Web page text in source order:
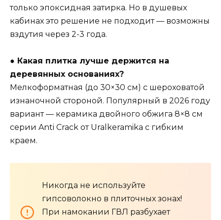
только эпоксидная затирка. Но в душевых
кабинах это решение не подходит — возможны
вздутия через 2-3 года.
● Какая плитка лучше держится на
деревянных основаниях?
Мелкоформатная (до 30×30 см) с шероховатой
изнаночной стороной. Популярный в 2026 году
вариант — керамика двойного обжига 8×8 см
серии Anti Crack от Uralkeramika с гибким
краем.
Никогда не используйте
гипсоволокно в плиточных зонах!
При намокании ГВЛ разбухает